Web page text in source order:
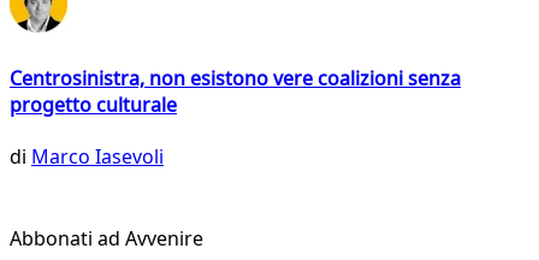
Centrosinistra, non esistono vere coalizioni senza
progetto culturale
di Marco Iasevoli
Abbonati ad Avvenire